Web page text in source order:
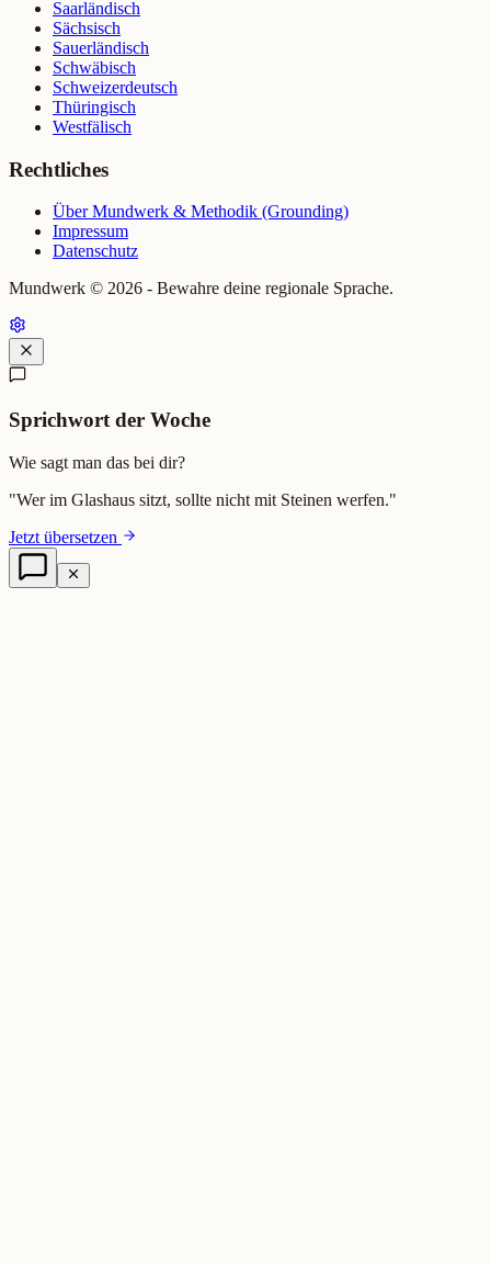
Saarländisch
Sächsisch
Sauerländisch
Schwäbisch
Schweizerdeutsch
Thüringisch
Westfälisch
Rechtliches
Über Mundwerk & Methodik (Grounding)
Impressum
Datenschutz
Mundwerk © 2026 - Bewahre deine regionale Sprache.
Sprichwort der Woche
Wie sagt man das bei dir?
"Wer im Glashaus sitzt, sollte nicht mit Steinen werfen."
Jetzt übersetzen